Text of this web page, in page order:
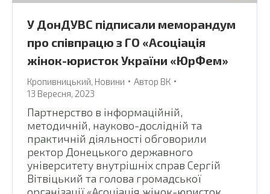
У ДонДУВС підписали меморандум
про співпрацю з ГО «Асоціація
жінок-юристок України «ЮрФем»
Кропивницький, Новини Автор ВК
13 Вересня, 2023
Партнерство в інформаційній,
методичній, науково-дослідній та
практичній діяльності обговорили
ректор Донецького державного
університету внутрішніх справ Сергій
Вітвіцький та голова громадської